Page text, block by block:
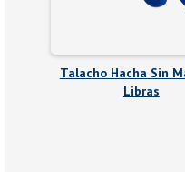
Talacho Hacha Sin
Libras